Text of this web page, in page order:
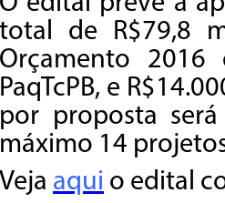
total de R$79,8
Orçamento 2016
PaqTcPB, e
por proposta
máximo 14
Veja aqui o edital